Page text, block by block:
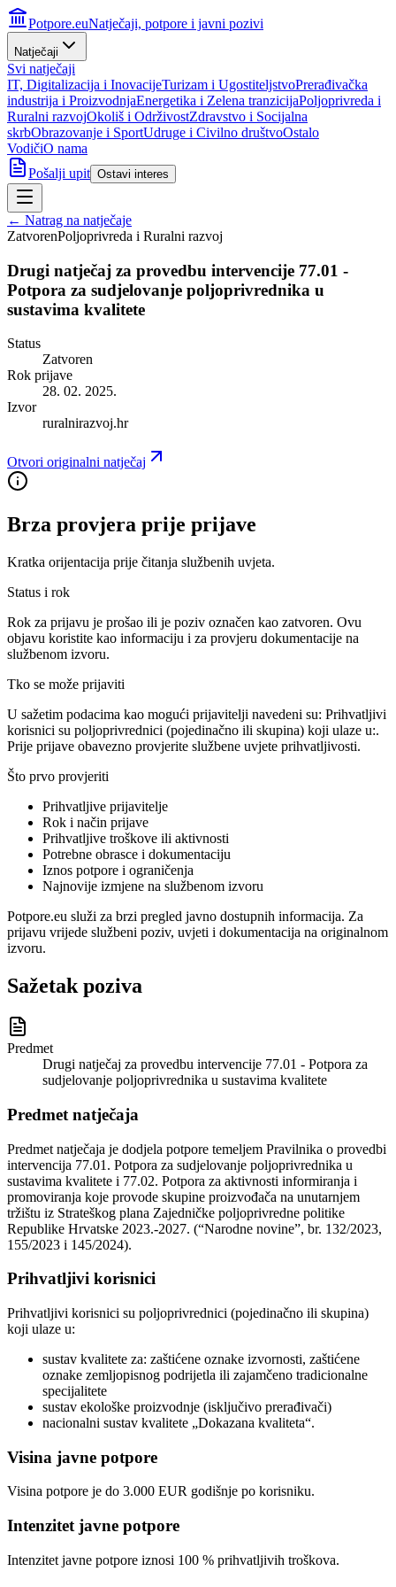
Potpore.euNatječaji, potpore i javni pozivi
Natječaji
Svi natječaji
IT, Digitalizacija i InovacijeTurizam i UgostiteljstvoPrerađivačka
industrija i ProizvodnjaEnergetika i Zelena tranzicijaPoljoprivreda i
Ruralni razvojOkoliš i OdrživostZdravstvo i Socijalna
skrbObrazovanje i SportUdruge i Civilno društvoOstalo
VodičiO nama
Pošalji upit Ostavi interes
← Natrag na natječaje
ZatvorenPoljoprivreda i Ruralni razvoj
Drugi natječaj za provedbu intervencije 77.01 -
Potpora za sudjelovanje poljoprivrednika u
sustavima kvalitete
Status
Zatvoren
Rok prijave
28. 02. 2025.
Izvor
ruralnirazvoj.hr
Otvori originalni natječaj
Brza provjera prije prijave
Kratka orijentacija prije čitanja službenih uvjeta.
Status i rok
Rok za prijavu je prošao ili je poziv označen kao zatvoren. Ovu
objavu koristite kao informaciju i za provjeru dokumentacije na
službenom izvoru.
Tko se može prijaviti
U sažetim podacima kao mogući prijavitelji navedeni su: Prihvatljivi
korisnici su poljoprivrednici (pojedinačno ili skupina) koji ulaze u:.
Prije prijave obavezno provjerite službene uvjete prihvatljivosti.
Što prvo provjeriti
Prihvatljive prijavitelje
Rok i način prijave
Prihvatljive troškove ili aktivnosti
Potrebne obrasce i dokumentaciju
Iznos potpore i ograničenja
Najnovije izmjene na službenom izvoru
Potpore.eu služi za brzi pregled javno dostupnih informacija. Za
prijavu vrijede službeni poziv, uvjeti i dokumentacija na originalnom
izvoru.
Sažetak poziva
Predmet
Drugi natječaj za provedbu intervencije 77.01 - Potpora za
sudjelovanje poljoprivrednika u sustavima kvalitete
Predmet natječaja
Predmet natječaja je dodjela potpore temeljem Pravilnika o provedbi
intervencija 77.01. Potpora za sudjelovanje poljoprivrednika u
sustavima kvalitete i 77.02. Potpora za aktivnosti informiranja i
promoviranja koje provode skupine proizvođača na unutarnjem
tržištu iz Strateškog plana Zajedničke poljoprivredne politike
Republike Hrvatske 2023.-2027. (“Narodne novine”, br. 132/2023,
155/2023 i 145/2024).
Prihvatljivi korisnici
Prihvatljivi korisnici su poljoprivrednici (pojedinačno ili skupina)
koji ulaze u:
sustav kvalitete za: zaštićene oznake izvornosti, zaštićene
oznake zemljopisnog podrijetla ili zajamčeno tradicionalne
specijalitete
sustav ekološke proizvodnje (isključivo prerađivači)
nacionalni sustav kvalitete „Dokazana kvaliteta“.
Visina javne potpore
Visina potpore je do 3.000 EUR godišnje po korisniku.
Intenzitet javne potpore
Intenzitet javne potpore iznosi 100 % prihvatljivih troškova.